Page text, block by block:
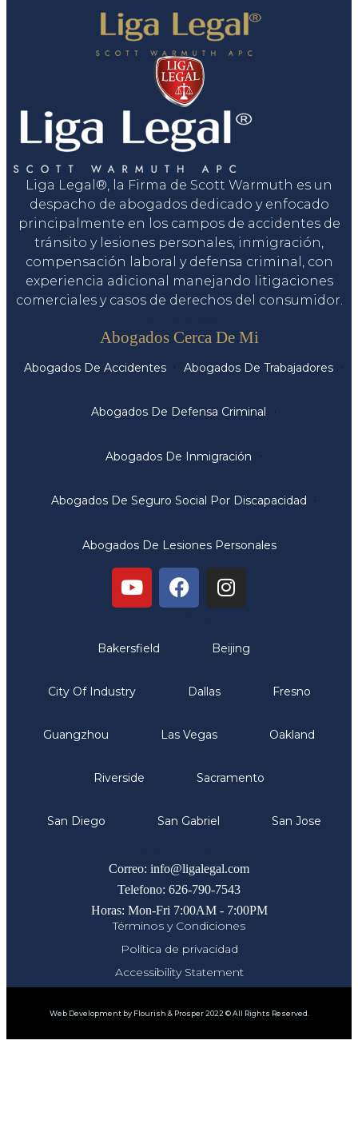
Liga Legal®, la Firma de Scott Warmuth es un
despacho de abogados dedicado y enfocado
principalmente en los campos de accidentes de
tránsito y lesiones personales, inmigración,
compensación laboral y defensa criminal, con
experiencia adicional manejando litigaciones
comerciales y casos de derechos del consumidor.
Abogados Cerca De Mi
Abogados De Accidentes Abogados De Trabajadores
Abogados De Defensa Criminal
Abogados De Inmigración
Abogados De Seguro Social Por Discapacidad
Abogados De Lesiones Personales
Bakersfield Beijing
City Of Industry Dallas Fresno
Guangzhou Las Vegas Oakland
Riverside Sacramento
San Diego San Gabriel San Jose
Correo: info@ligalegal.com
Telefono: 626-790-7543
Horas: Mon-Fri 7:00AM - 7:00PM
Términos y Condiciones
Política de privacidad
Accessibility Statement
Web Development by Flourish & Prosper 2022 © All Rights Reserved.